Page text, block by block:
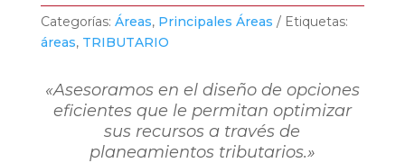
Categorías: Áreas, Principales Áreas
Etiquetas:
áreas, TRIBUTARIO
«Asesoramos en el diseño de opciones
eficientes que le permitan optimizar
sus recursos a través de
planeamientos tributarios.»